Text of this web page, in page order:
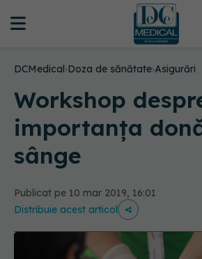
DCMedical›Doza de sănătate›Asigurări
Workshop
importanța
sânge
Publicat pe 10 mar 2019, 16:01
Distribuie acest articol